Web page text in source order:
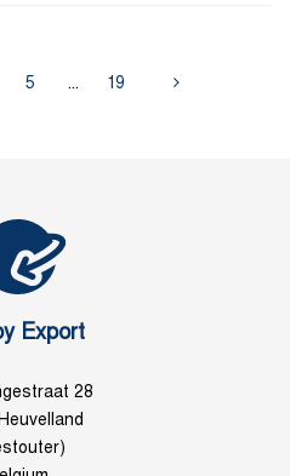
5 ... 19
Export
28